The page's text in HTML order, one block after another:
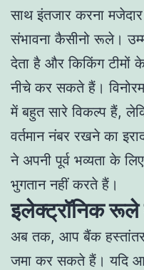
साथ इंतजार करना
संभावना कैसीनो रूले।
देता है और किकिंग टीमों
नीचे कर सकते हैं।
में बहुत सारे विकल्प हैं,
वर्तमान नंबर रखने का
ने अपनी पूर्व भव्यता के
भुगतान नहीं करते हैं।
इलेक्ट्रॉनिक
अब तक, आप बैंक
जमा कर सकते हैं। यदि